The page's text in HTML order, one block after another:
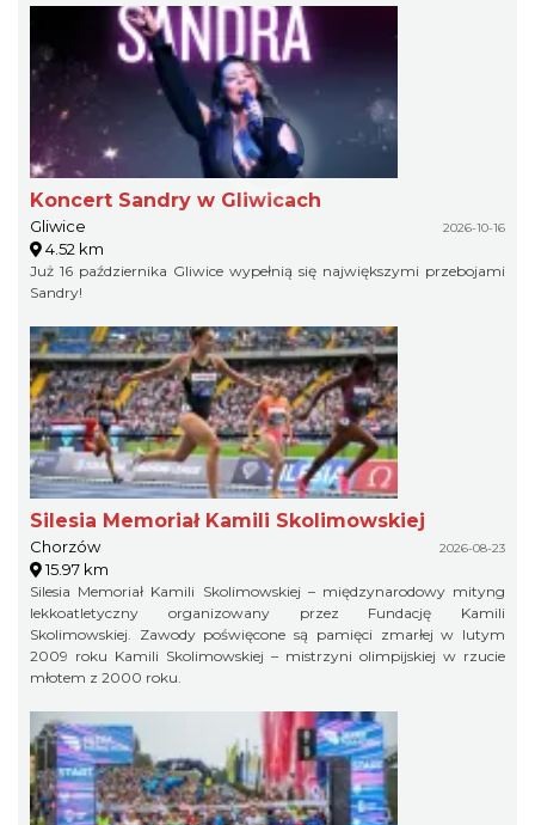
Koncert Sandry w Gliwicach
Gliwice 2026-10-16
4.52 km
Już 16 października Gliwice wypełnią się największymi przebojami
Sandry!
Silesia Memoriał Kamili Skolimowskiej
Chorzów 2026-08-23
15.97 km
Silesia Memoriał Kamili Skolimowskiej – międzynarodowy mityng
lekkoatletyczny organizowany przez Fundację Kamili
Skolimowskiej. Zawody poświęcone są pamięci zmarłej w lutym
2009 roku Kamili Skolimowskiej – mistrzyni olimpijskiej w rzucie
młotem z 2000 roku.